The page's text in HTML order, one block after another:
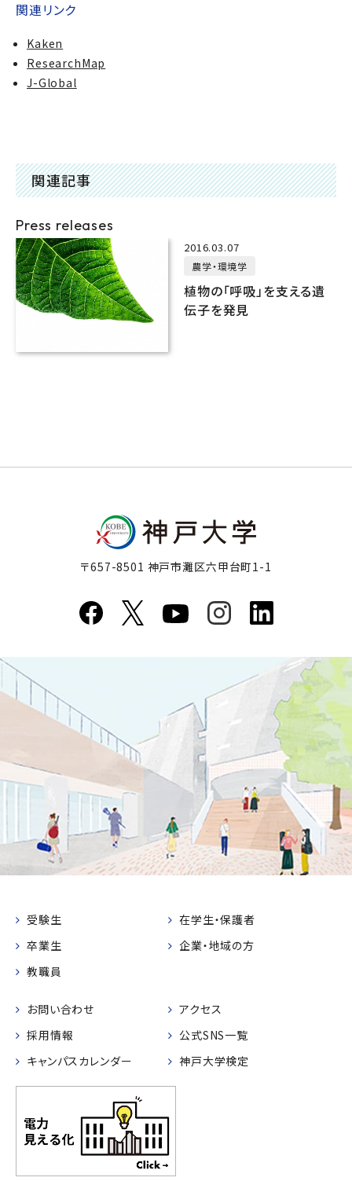
関連リンク
Kaken
ResearchMap
J-Global
関連記事
Press releases
2016.03.07
農学・環境学
植物の「呼吸」を支える遺
伝子を発見
〒657-8501 神戸市灘区六甲台町1-1
受験生
在学生・保護者
卒業生
企業・地域の方
教職員
お問い合わせ
アクセス
採用情報
公式SNS一覧
キャンパスカレンダー
神戸大学検定